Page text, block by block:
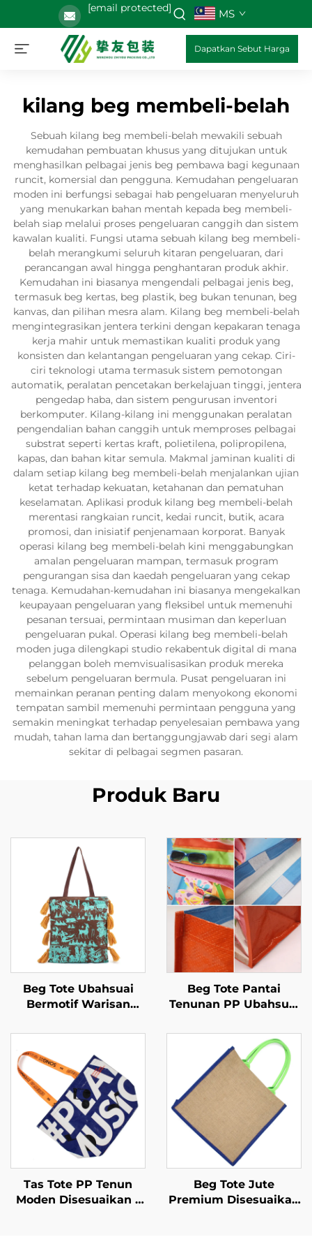
[email protected] MS
Dapatkan Sebut Harga
kilang beg membeli-belah
Sebuah kilang beg membeli-belah mewakili sebuah
kemudahan pembuatan khusus yang ditujukan untuk
menghasilkan pelbagai jenis beg pembawa bagi kegunaan
runcit, komersial dan pengguna. Kemudahan pengeluaran
moden ini berfungsi sebagai hab pengeluaran menyeluruh
yang menukarkan bahan mentah kepada beg membeli-
belah siap melalui proses pengeluaran canggih dan sistem
kawalan kualiti. Fungsi utama sebuah kilang beg membeli-
belah merangkumi seluruh kitaran pengeluaran, dari
perancangan awal hingga penghantaran produk akhir.
Kemudahan ini biasanya mengendali pelbagai jenis beg,
termasuk beg kertas, beg plastik, beg bukan tenunan, beg
kanvas, dan pilihan mesra alam. Kilang beg membeli-belah
mengintegrasikan jentera terkini dengan kepakaran tenaga
kerja mahir untuk memastikan kualiti produk yang
konsisten dan kelantangan pengeluaran yang cekap. Ciri-
ciri teknologi utama termasuk sistem pemotongan
automatik, peralatan pencetakan berkelajuan tinggi, jentera
pengedap haba, dan sistem pengurusan inventori
berkomputer. Kilang-kilang ini menggunakan peralatan
pengendalian bahan canggih untuk memproses pelbagai
substrat seperti kertas kraft, polietilena, polipropilena,
kapas, dan bahan kitar semula. Makmal jaminan kualiti di
dalam setiap kilang beg membeli-belah menjalankan ujian
ketat terhadap kekuatan, ketahanan dan pematuhan
keselamatan. Aplikasi produk kilang beg membeli-belah
merentasi rangkaian runcit, kedai runcit, butik, acara
promosi, dan inisiatif penjenamaan korporat. Banyak
operasi kilang beg membeli-belah kini menggabungkan
amalan pengeluaran mampan, termasuk program
pengurangan sisa dan kaedah pengeluaran yang cekap
tenaga. Kemudahan-kemudahan ini biasanya mengekalkan
keupayaan pengeluaran yang fleksibel untuk memenuhi
pesanan tersuai, permintaan musiman dan keperluan
pengeluaran pukal. Operasi kilang beg membeli-belah
moden juga dilengkapi studio rekabentuk digital di mana
pelanggan boleh memvisualisasikan produk mereka
sebelum pengeluaran bermula. Pusat pengeluaran ini
memainkan peranan penting dalam menyokong ekonomi
tempatan sambil memenuhi permintaan pengguna yang
semakin meningkat terhadap penyelesaian pembawa yang
mudah, tahan lama dan bertanggungjawab dari segi alam
sekitar di pelbagai segmen pasaran.
Produk Baru
Beg Tote Ubahsuai
Bermotif Warisan
Artisan yang Berakar
Tempatan
Beg Tote Pantai
Tenunan PP Ubahsuai
Belah Promosi Tahan
Lama untuk
Pembelian Pukal
Tas Tote PP Tenun
Moden Disesuaikan –
Beg Tote Jute
Premium Disesuaikan